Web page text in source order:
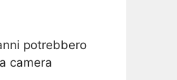
potrebbero
camera